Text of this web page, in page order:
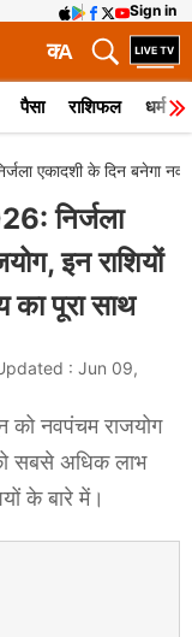
Sign in
A
क
पैसा राशिफल धर्म
एकादशी के दिन बनेगा
निर्जला
इन राशियों
का पूरा साथ
: Jun 09,
नवपंचम राजयोग
को सबसे अधिक लाभ
के बारे में।